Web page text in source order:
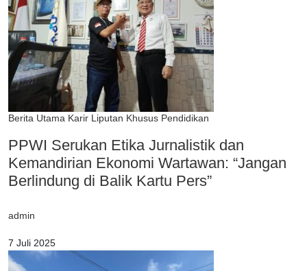
Berita Utama Karir Liputan Khusus Pendidikan
PPWI Serukan Etika Jurnalistik dan
Kemandirian Ekonomi Wartawan: “Jangan
Berlindung di Balik Kartu Pers”
admin
7 Juli 2025